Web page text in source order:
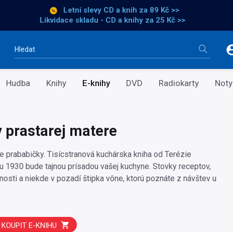
Letní slevy CD a knih za 89 Kč >>
Likvidace skladu - CD a knihy za 25 Kč >>
Vyhledávání
Hudba Knihy E-knihy DVD Radiokarty Noty
prastarej matere
prababičky. Tisícstranová kuchárska kniha od Terézie
1930 bude tajnou prísadou vašej kuchyne. Stovky receptov,
a niekde v pozadí štipka vône, ktorú poznáte z návštev u
KOUPIT E-KNIHU